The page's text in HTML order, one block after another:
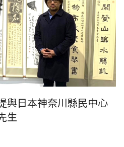
與日本神奈川縣民中心
生